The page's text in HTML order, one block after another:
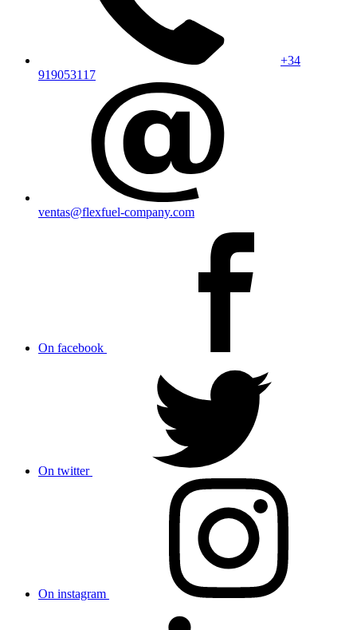
+34
919053117
ventas@flexfuel-company.com
On facebook
On twitter
On instagram